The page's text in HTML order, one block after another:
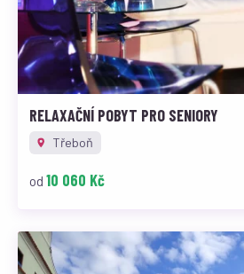
RELAXAČNÍ POBYT PRO SENIORY
Třeboň
od 10 060 Kč